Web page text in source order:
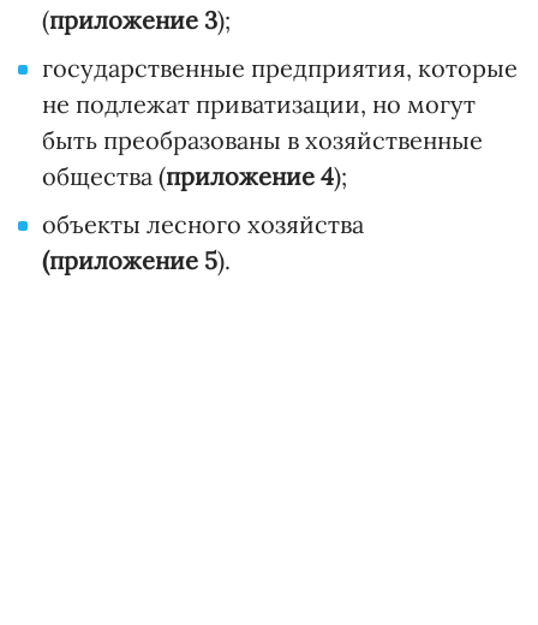
(приложение 3);
государственные предприятия, которые
не подлежат приватизации, но могут
быть преобразованы в хозяйственные
общества (приложение 4);
объекты лесного хозяйства
(приложение 5).